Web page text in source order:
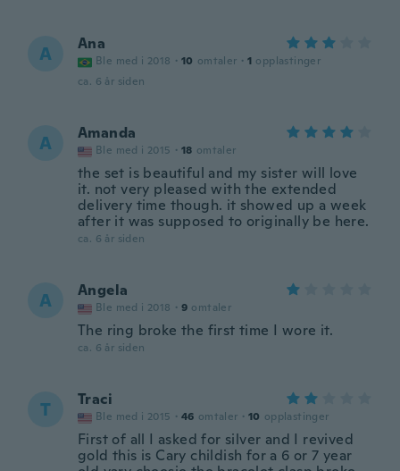
A Ana
Ble med i 2018 · 10 omtaler · 1 opplastinger
ca. 6 år siden
A Amanda
Ble med i 2015 · 18 omtaler
the set is beautiful and my sister will love
it. not very pleased with the extended
delivery time though. it showed up a week
after it was supposed to originally be here.
ca. 6 år siden
A Angela
Ble med i 2018 · 9 omtaler
The ring broke the first time I wore it.
ca. 6 år siden
T Traci
Ble med i 2015 · 46 omtaler · 10 opplastinger
First of all I asked for silver and I revived
gold this is Cary childish for a 6 or 7 year